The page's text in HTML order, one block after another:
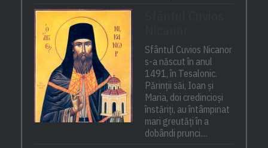
Sfântul Cuvios Nicanor
s-a născut în anul
1491, în Tesalonic.
Părinții săi, Ioan și
Maria, doi credincioși
înstăriți, au întâmpinat
mari greutăți în a
dobândi prunci....